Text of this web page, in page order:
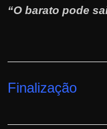
“O barato pode
Finalização